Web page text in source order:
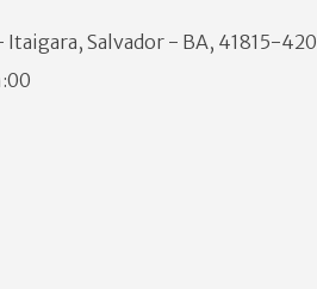
Salvador - BA, 41815-420